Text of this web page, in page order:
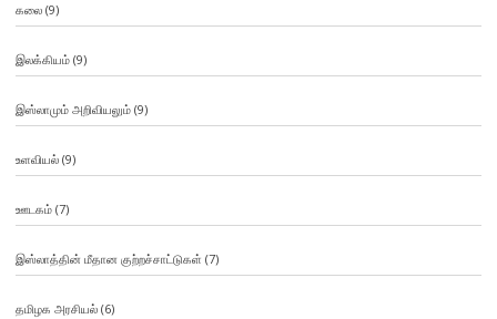
கலை(9)
இலக்கியம்(9)
இஸ்லாமும் அறிவியலும்(9)
உளவியல்(9)
ஊடகம்(7)
இஸ்லாத்தின் மீதான குற்றச்சாட்டுகள் (7)
தமிழக அரசியல்(6)